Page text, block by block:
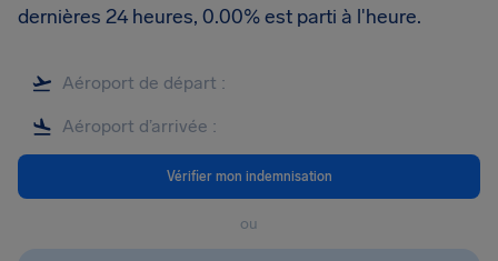
dernières 24 heures, 0.00% est parti à l'heure.
Vérifier mon indemnisation
ou